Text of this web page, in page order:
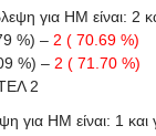
για HΜ είναι: 2
%) – 2 ( 70.69 %)
%) – 2 ( 71.70 %)
2
για HΜ είναι: 1 και